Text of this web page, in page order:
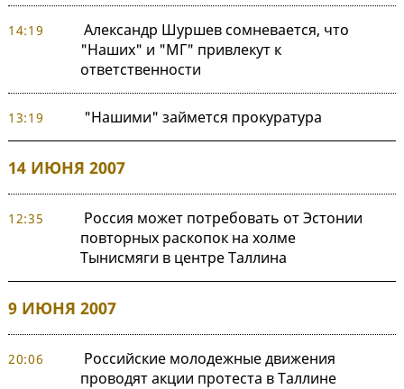
14:19
Александр Шуршев сомневается, что
"Наших" и "МГ" привлекут к
ответственности
13:19 "Нашими" займется прокуратура
14 ИЮНЯ 2007
12:35
Россия может потребовать от Эстонии
повторных раскопок на холме
Тынисмяги в центре Таллина
9 ИЮНЯ 2007
20:06
Российские молодежные движения
проводят акции протеста в Таллине